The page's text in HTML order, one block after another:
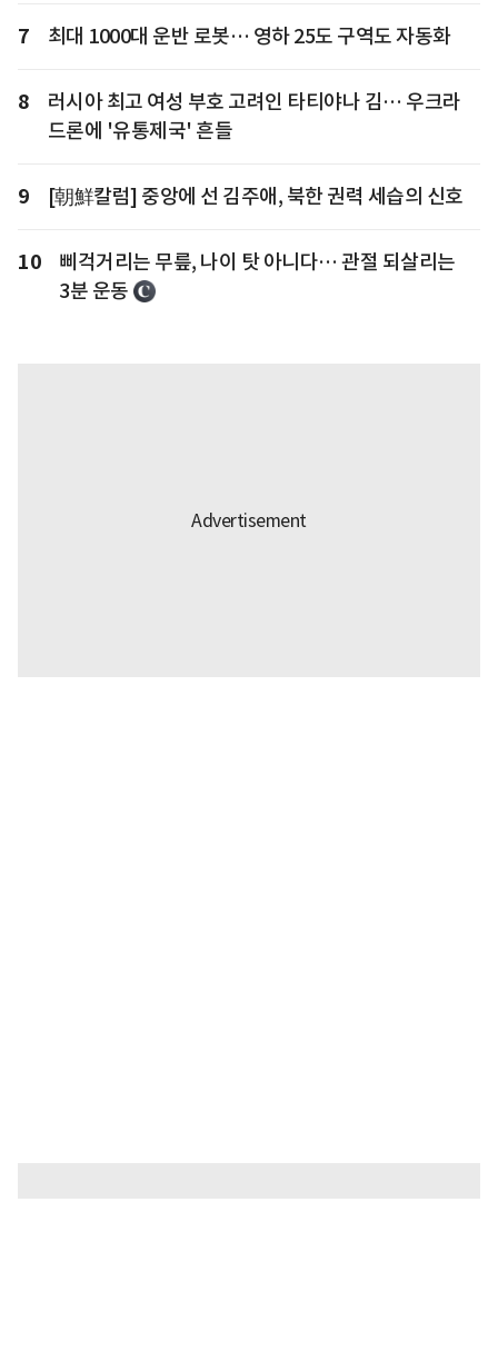
7 최대 1000대 운반 로봇… 영하 25도 구역도 자동화
8
러시아 최고 여성 부호 고려인 타티야나 김… 우크라
드론에 '유통제국' 흔들
9 [朝鮮칼럼] 중앙에 선 김주애, 북한 권력 세습의 신호
10
삐걱거리는 무릎, 나이 탓 아니다… 관절 되살리는
3분 운동